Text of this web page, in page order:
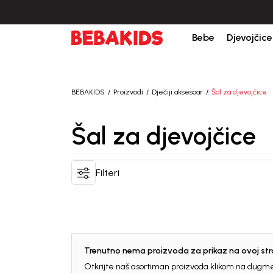
Bebe Djevojčice
BEBAKIDS Proizvodi Dječiji aksesoar Šal za djevojčice
Šal za djevojčice
Filteri
Trenutno nema proizvoda za prikaz na ovoj
Otkrijte naš asortiman proizvoda klikom na